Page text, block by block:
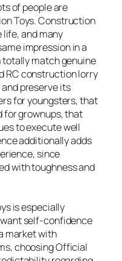
of people are
Toys. Construction
and many
impression in a
totally match genuine
RC construction lorry
preserve its
for youngsters, that
for grownups, that
to execute well
additionally adds
since
with toughness and
is especially
self-confidence
market with
choosing Official